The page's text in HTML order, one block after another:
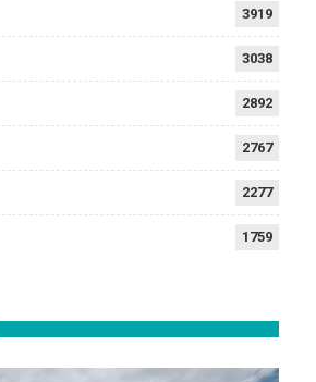
3919
3038
2892
2767
2277
1759